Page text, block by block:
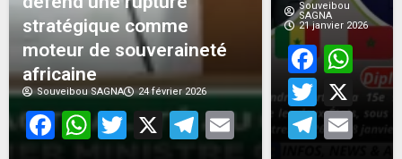
stratégique comme
moteur de souveraineté
africaine
Souveibou SAGNA 24 février 2026
Facebook
WhatsApp
Twitter
X Telegram
Email
Souveibou
SAGNA
21 janvier 2026
X